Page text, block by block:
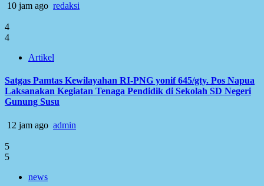
10 jam ago redaksi
4
4
Artikel
Satgas Pamtas Kewilayahan RI-PNG yonif 645/gty. Pos Napua
Laksanakan Kegiatan Tenaga Pendidik di Sekolah SD Negeri
Gunung Susu
12 jam ago admin
5
5
news